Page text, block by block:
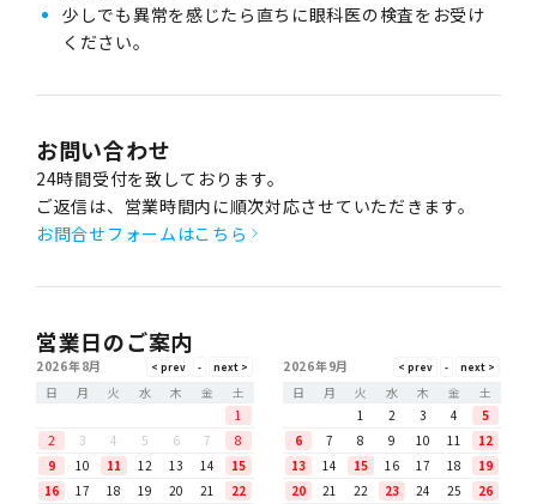
少しでも異常を感じたら直ちに眼科医の検査をお受け
ください。
お問い合わせ
24時間受付を致しております。
ご返信は、営業時間内に順次対応させていただきます。
お問合せフォームはこちら
営業日のご案内
2026年8月
日
月 火 水 木 金
土
1
2
3 4 5 6 7
8
9
10 11 12 13 14
15
16
17 18 19 20 21
22
2026年9月
日
月 火 水 木 金
土
1
2 3 4
5
6
7 8 9 10 11
12
13
14 15 16 17 18
19
20
21 22 23 24 25
26